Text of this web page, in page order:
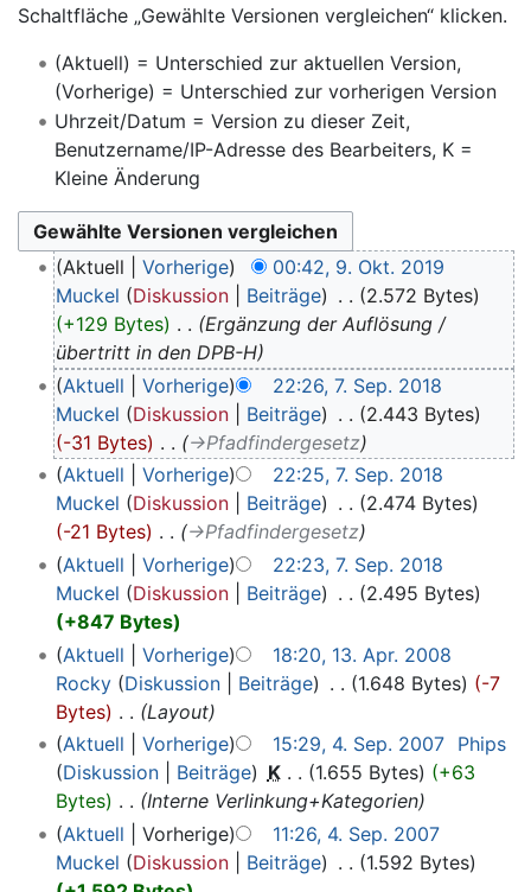
Schaltfläche „Gewählte Versionen vergleichen“ klicken.
(Aktuell) = Unterschied zur aktuellen Version,
(Vorherige) = Unterschied zur vorherigen Version
Uhrzeit/Datum = Version zu dieser Zeit,
Benutzername/IP-Adresse des Bearbeiters, K =
Kleine Änderung
Aktuell Vorherige
00:42, 9. Okt. 2019
Muckel
Diskussion Beiträge
2.572 Bytes
+129 Bytes
Ergänzung der Auflösung /
übertritt in den DPB-H
Aktuell
Vorherige
22:26, 7. Sep. 2018
Muckel
Diskussion Beiträge
2.443 Bytes
-31 Bytes
→‎Pfadfindergesetz
Aktuell
Vorherige
22:25, 7. Sep. 2018
Muckel
Diskussion Beiträge
2.474 Bytes
-21 Bytes
→‎Pfadfindergesetz
Aktuell
Vorherige
22:23, 7. Sep. 2018
Muckel
Diskussion Beiträge
2.495 Bytes
+847 Bytes
Aktuell
Vorherige
18:20, 13. Apr. 2008
Rocky
Diskussion Beiträge 1.648 Bytes
-7
Bytes
Layout
Aktuell
Vorherige 15:29, 4. Sep. 2007‎ Phips
Diskussion
Beiträge K 1.655 Bytes
+63
Bytes
Interne Verlinkung+Kategorien
Aktuell
Vorherige
11:26, 4. Sep. 2007
Muckel
Diskussion Beiträge
1.592 Bytes